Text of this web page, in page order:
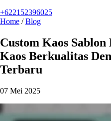
+622152396025
Home /Blog
Custom Kaos
Kaos Berkualitas
Terbaru
07 Mei 2025